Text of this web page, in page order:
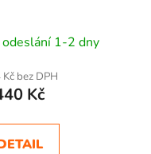
1-2 dny
bez DPH
Kč